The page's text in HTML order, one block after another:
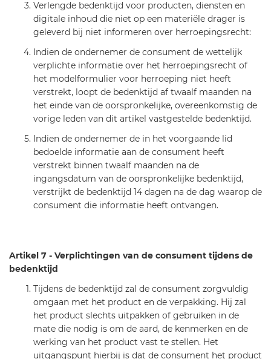
Verlengde bedenktijd voor producten, diensten en
digitale inhoud die niet op een materiële drager is
geleverd bij niet informeren over herroepingsrecht:
Indien de ondernemer de consument de wettelijk
verplichte informatie over het herroepingsrecht of
het modelformulier voor herroeping niet heeft
verstrekt, loopt de bedenktijd af twaalf maanden na
het einde van de oorspronkelijke, overeenkomstig de
vorige leden van dit artikel vastgestelde bedenktijd.
Indien de ondernemer de in het voorgaande lid
bedoelde informatie aan de consument heeft
verstrekt binnen twaalf maanden na de
ingangsdatum van de oorspronkelijke bedenktijd,
verstrijkt de bedenktijd 14 dagen na de dag waarop de
consument die informatie heeft ontvangen.
Artikel 7 - Verplichtingen van de consument tijdens de
bedenktijd
Tijdens de bedenktijd zal de consument zorgvuldig
omgaan met het product en de verpakking. Hij zal
het product slechts uitpakken of gebruiken in de
mate die nodig is om de aard, de kenmerken en de
werking van het product vast te stellen. Het
uitgangspunt hierbij is dat de consument het product